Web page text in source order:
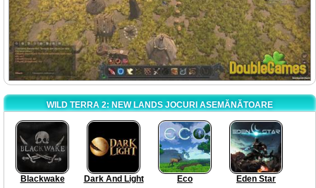
WILD TERRA 2: NEW LANDS JOCURI ASEMĂNĂTOARE
Blackwake Dark And Light Eco Eden Star